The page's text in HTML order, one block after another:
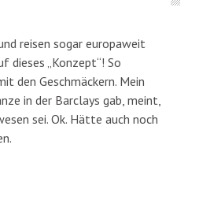
reisen sogar europaweit
dieses „Konzept“! So
den Geschmäckern. Mein
in der Barclays gab, meint,
sei. Ok. Hätte auch noch